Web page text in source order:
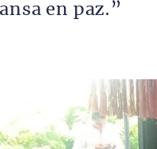
en paz.”